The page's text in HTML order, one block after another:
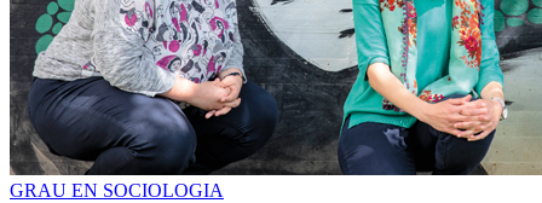
GRAU EN SOCIOLOGIA